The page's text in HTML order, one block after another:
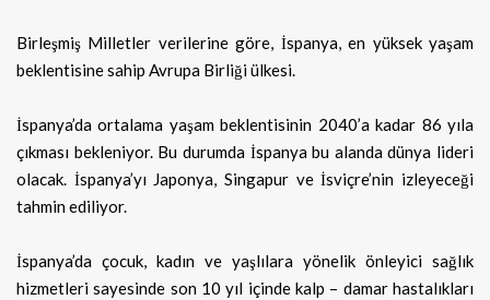
Birleşmiş Milletler verilerine göre, İspanya, en yüksek yaşam
beklentisine sahip Avrupa Birliği ülkesi.
İspanya’da ortalama yaşam beklentisinin 2040’a kadar 86 yıla
çıkması bekleniyor. Bu durumda İspanya bu alanda dünya lideri
olacak. İspanya’yı Japonya, Singapur ve İsviçre’nin izleyeceği
tahmin ediliyor.
İspanya’da çocuk, kadın ve yaşlılara yönelik önleyici sağlık
hizmetleri sayesinde son 10 yıl içinde kalp – damar hastalıkları